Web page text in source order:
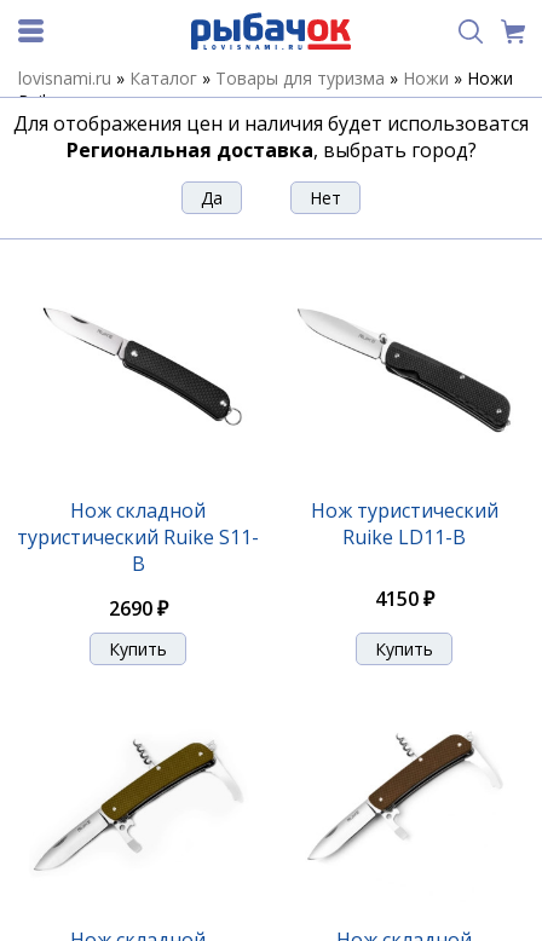
lovisnami.ru » Каталог » Товары для туризма » Ножи » Ножи
Ruike
Ножи Ruike
Фильтр
Нож складной
туристический Ruike S11-
B
2690 ₽
Нож туристический
Ruike LD11-B
4150 ₽
Для отображения цен и наличия будет использоватся
Региональная доставка, выбрать город?